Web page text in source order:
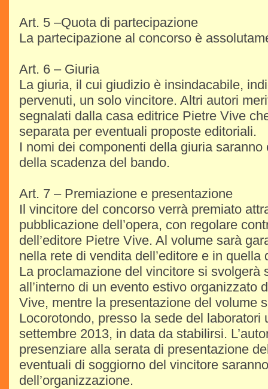
Art. 5 –Quota di partecipazione
La partecipazione al concorso è
Art. 6 – Giuria
La giuria, il cui giudizio è insindacabile,
pervenuti, un solo vincitore. Altri autori
segnalati dalla casa editrice Pietre Vive
separata per eventuali proposte editoriali.
I nomi dei componenti della giuria saranno
della scadenza del bando.
Art. 7 – Premiazione e presentazione
Il vincitore del concorso verrà premiato
pubblicazione dell’opera, con regolare
dell’editore Pietre Vive. Al volume sarà
nella rete di vendita dell’editore e in quella
La proclamazione del vincitore si svolgerà
all’interno di un evento estivo organizzato
Vive, mentre la presentazione del volume
Locorotondo, presso la sede del laboratori
settembre 2013, in data da stabilirsi.
presenziare alla serata di presentazione
eventuali di soggiorno del vincitore
dell’organizzazione.